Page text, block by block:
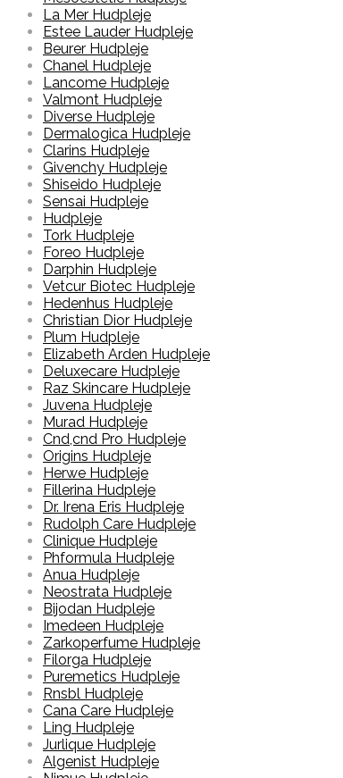
La Mer Hudpleje
Estee Lauder Hudpleje
Beurer Hudpleje
Chanel Hudpleje
Lancome Hudpleje
Valmont Hudpleje
Diverse Hudpleje
Dermalogica Hudpleje
Clarins Hudpleje
Givenchy Hudpleje
Shiseido Hudpleje
Sensai Hudpleje
Hudpleje
Tork Hudpleje
Foreo Hudpleje
Darphin Hudpleje
Vetcur Biotec Hudpleje
Hedenhus Hudpleje
Christian Dior Hudpleje
Plum Hudpleje
Elizabeth Arden Hudpleje
Deluxecare Hudpleje
Raz Skincare Hudpleje
Juvena Hudpleje
Murad Hudpleje
Cnd,cnd Pro Hudpleje
Origins Hudpleje
Herwe Hudpleje
Fillerina Hudpleje
Dr. Irena Eris Hudpleje
Rudolph Care Hudpleje
Clinique Hudpleje
Phformula Hudpleje
Anua Hudpleje
Neostrata Hudpleje
Bijodan Hudpleje
Imedeen Hudpleje
Zarkoperfume Hudpleje
Filorga Hudpleje
Puremetics Hudpleje
Rnsbl Hudpleje
Cana Care Hudpleje
Ling Hudpleje
Jurlique Hudpleje
Algenist Hudpleje